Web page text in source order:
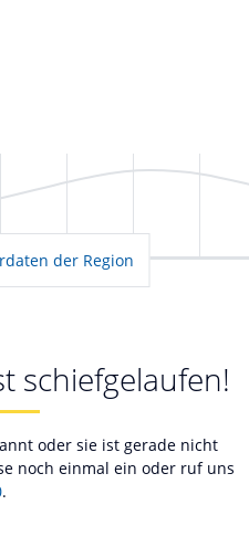
der Region
schiefgelaufen!
oder sie ist gerade nicht
noch einmal ein oder ruf uns
.